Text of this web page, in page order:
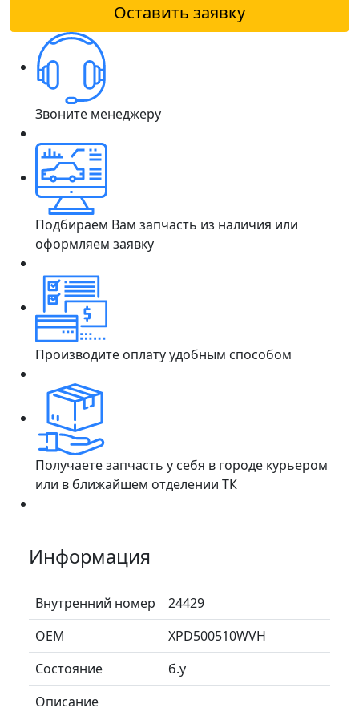
Оставить заявку
Звоните менеджеру
Подбираем Вам запчасть из наличия или
оформляем заявку
Производите оплату удобным способом
Получаете запчасть у себя в городе курьером
или в ближайшем отделении ТК
Информация
Внутренний номер
24429
ОЕМ
XPD500510WVH
Состояние
б.у
Описание